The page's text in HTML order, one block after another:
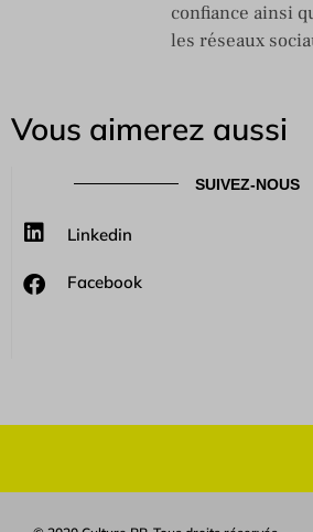
confiance ainsi
les réseaux
Vous aimerez aussi
SUIVEZ-NOUS
Linkedin
Facebook